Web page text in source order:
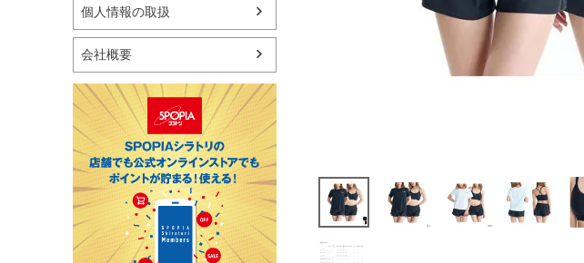
卓球用品
バッグ・サングラス
ハンドボール用品
ラグビー用品
グランドゴルフ
個人情報の取扱
会社概要